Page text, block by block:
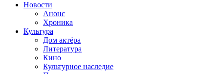
Новости
Анонс
Хроника
Культура
Дом актёра
Литература
Кино
Культурное наследие